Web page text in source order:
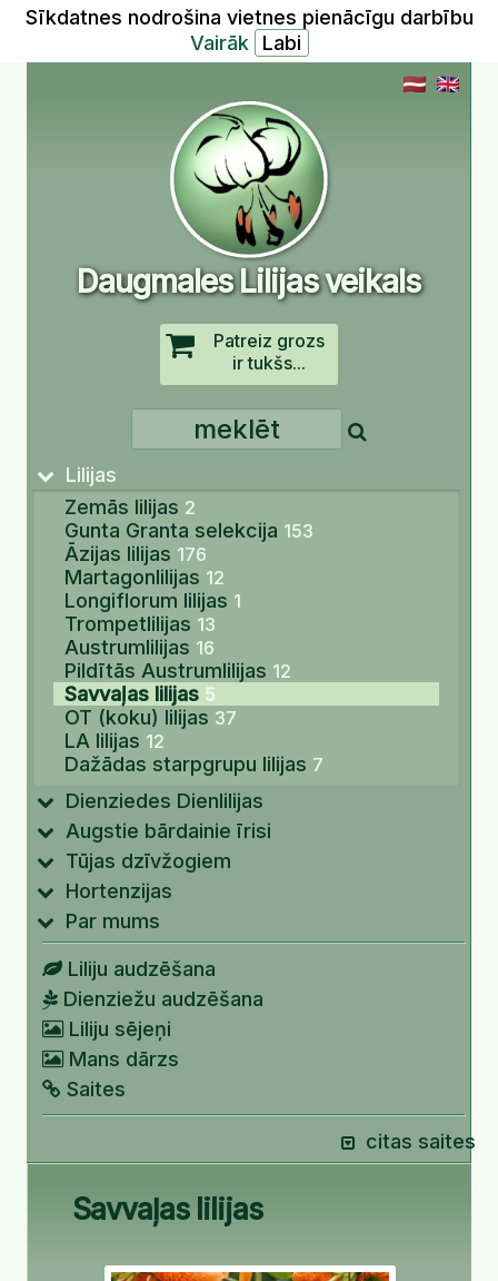
Sīkdatnes nodrošina vietnes pienācīgu darbību
Vairāk
Daugmales Lilijas veikals
Patreiz grozs
ir tukšs...
Lilijas
Zemās lilijas 2
Gunta Granta selekcija 153
Āzijas lilijas 176
Martagonlilijas 12
Longiflorum lilijas 1
Trompetlilijas 13
Austrumlilijas 16
Pildītās Austrumlilijas 12
Savvaļas lilijas 5
OT (koku) lilijas 37
LA lilijas 12
Dažādas starpgrupu lilijas 7
Dienziedes Dienlilijas
Augstie bārdainie īrisi
Tūjas dzīvžogiem
Hortenzijas
Par mums
Liliju audzēšana
Dienziežu audzēšana
Liliju sējeņi
Mans dārzs
Saites
citas saites
Savvaļas lilijas